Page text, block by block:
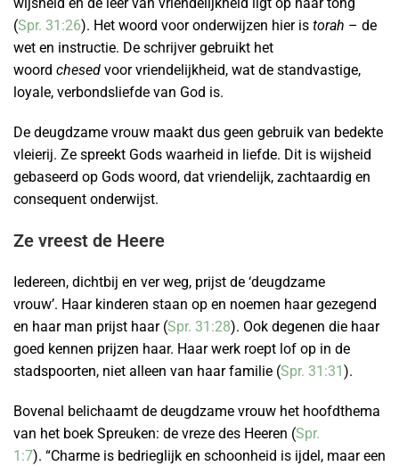
(Spr. 31:26). Het woord voor onderwijzen hier is torah – de
wet en instructie. De schrijver gebruikt het
woord chesed voor vriendelijkheid, wat de standvastige,
loyale, verbondsliefde van God is.
De deugdzame vrouw maakt dus geen gebruik van bedekte
vleierij. Ze spreekt Gods waarheid in liefde. Dit is wijsheid
gebaseerd op Gods woord, dat vriendelijk, zachtaardig en
consequent onderwijst.
Ze vreest de Heere
Iedereen, dichtbij en ver weg, prijst de ‘deugdzame
vrouw’. Haar kinderen staan ​​op en noemen haar gezegend
en haar man prijst haar (Spr. 31:28). Ook degenen die haar
goed kennen prijzen haar. Haar werk roept lof op in de
stadspoorten, niet alleen van haar familie (Spr. 31:31).
Bovenal belichaamt de deugdzame vrouw het hoofdthema
van het boek Spreuken: de vreze des Heeren (Spr.
1:7). “Charme is bedrieglijk en schoonheid is ijdel, maar een